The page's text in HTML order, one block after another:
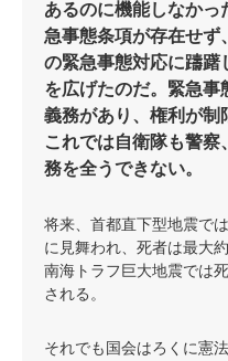
あるのに機能しなかっ
急事態条項が存在せず
の緊急事態対応に躊躇
を広げたのだ。緊急事
義務があり、権利が制
これでは自衛隊も警
務を全うできない。
将来、首都直下型地震で
に見舞われ、死者は最大
南海トラフ巨大地震では
される。
それでも国会はろくに憲